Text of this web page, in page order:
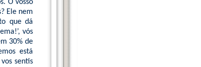
O vosso
Ele nem
que dá
vós
30% de
está
sentis